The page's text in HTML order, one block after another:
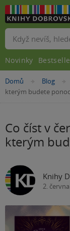
Nacházíte
se
Domů »Blog
kterým budete
Co číst v
kterým
Knihy
2.
Novinky